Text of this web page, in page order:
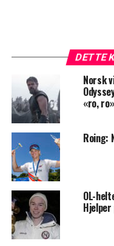
DETTE
Norsk
«ro, ro»
Roing:
OL-